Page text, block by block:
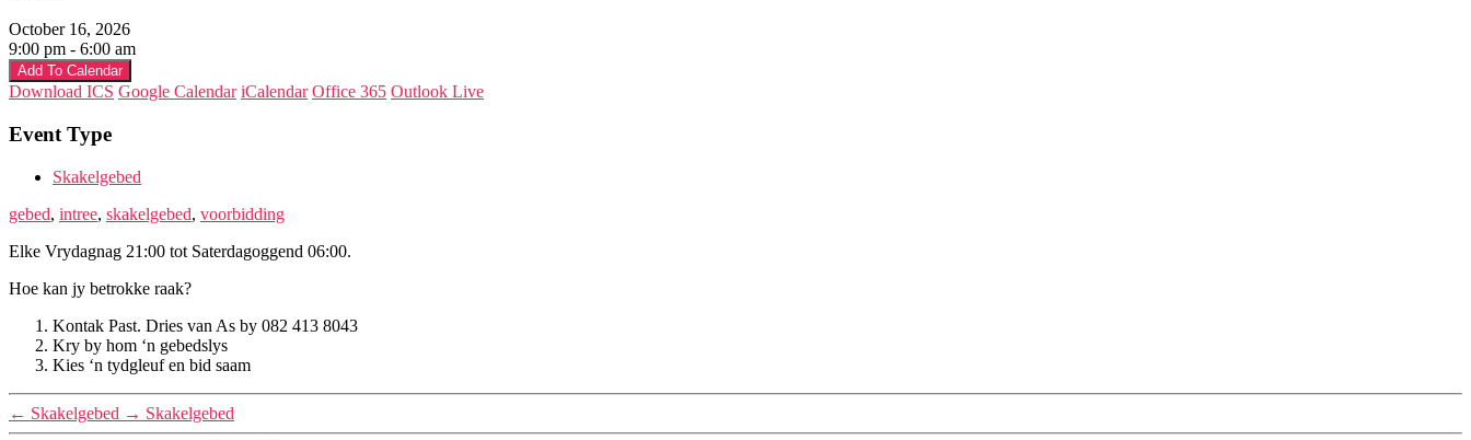
October 16, 2026
9:00 pm - 6:00 am
Add To Calendar
Download ICS Google Calendar iCalendar Office 365 Outlook Live
Event Type
Skakelgebed
gebed, intree, skakelgebed, voorbidding
Elke Vrydagnag 21:00 tot Saterdagoggend 06:00.
Hoe kan jy betrokke raak?
Kontak Past. Dries van As by 082 413 8043
Kry by hom ‘n gebedslys
Kies ‘n tydgleuf en bid saam
← Skakelgebed → Skakelgebed